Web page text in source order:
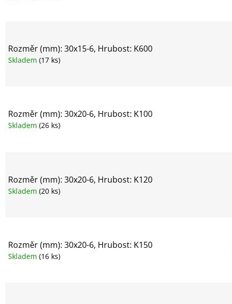
Rozměr (mm): 30x15-6, Hrubost: K600
Skladem (17 ks)
Rozměr (mm): 30x20-6, Hrubost: K100
Skladem (26 ks)
Rozměr (mm): 30x20-6, Hrubost: K120
Skladem (20 ks)
Rozměr (mm): 30x20-6, Hrubost: K150
Skladem (16 ks)